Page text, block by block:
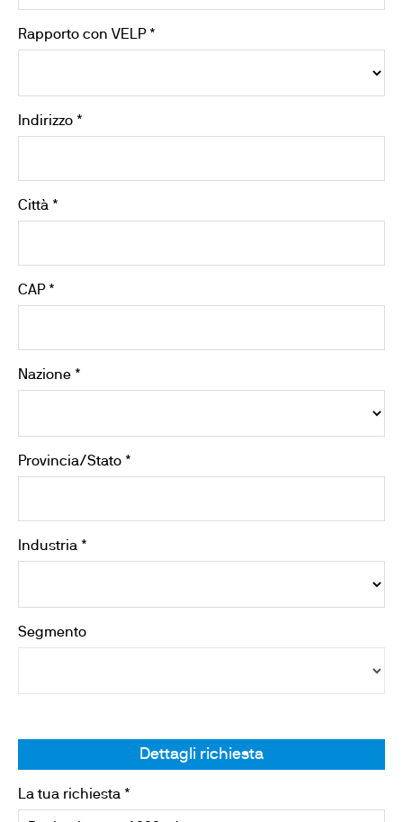
Rapporto con VELP *
Indirizzo *
Città *
CAP *
Nazione *
Provincia/Stato *
Industria *
Segmento
Dettagli richiesta
La tua richiesta *